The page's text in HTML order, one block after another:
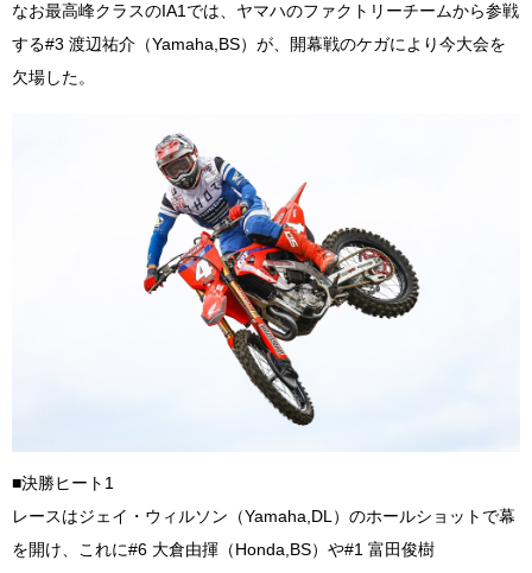
なお最高峰クラスのIA1では、ヤマハのファクトリーチームから参戦
する#3 渡辺祐介（Yamaha,BS）が、開幕戦のケガにより今大会を
欠場した。
■決勝ヒート1
レースはジェイ・ウィルソン（Yamaha,DL）のホールショットで幕
を開け、これに#6 大倉由揮（Honda,BS）や#1 富田俊樹